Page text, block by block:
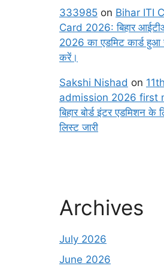
333985 on Bihar ITI
Card 2026: बिहार
2026 का एडमिट कार्ड हुआ
करें।
Sakshi Nishad on
admission 2026 first
बिहार बोर्ड इंटर एडमिशन के
लिस्ट जारी
Archives
July 2026
June 2026